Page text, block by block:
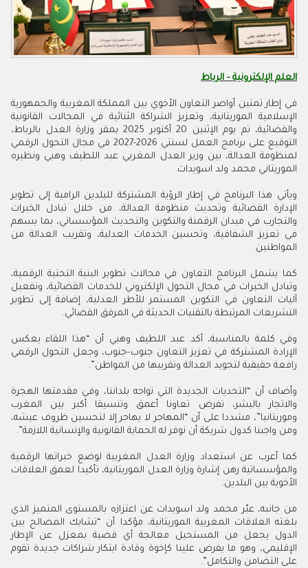
العلم الإلكترونية - الرباط
في إطار تمتين أواصر التعاون الأخوي بين المملكة المغربية والجمهورية
الإسلامية الموريتانية، وتعزيز الشراكة الثنائية في المجالات القانونية
والقضائية، تم يوم الإثنين 20 أكتوبر 2025 بمقر وزارة العدل بالرباط،
التوقيع على برنامج العمل لسنتي 2026-2027 في مجال التحول الرقمي
لمنظومة العدالة، بين وزير العدل المغربي عبد اللطيف وهبي ونظيره
الموريتاني محمد ولد اسويدات.
ويأتي هذا البرنامج في إطار الرؤية المشتركة للبلدين الرامية إلى تطوير
الإدارة القضائية وتحديث منظومة العدالة، من خلال تبادل الخبرات
والتجارب في ميدان الرقمنة والتكوين والتحديث المؤسساتي، بما يسهم
في تعزيز الشفافية، وتحسين الخدمات العدلية، وتقريب العدالة من
المواطنين.
كما يشمل البرنامج التعاون في مجالات تطوير البنية التحتية الرقمية،
وتبادل الخبرات في مجال التحول الإلكتروني للخدمات القضائية، وتفعيل
آليات التعاون في التكوين المستمر للأطر العدلية، إضافة إلى تطوير
التشريعات المرتبطة بالتقنيات الحديثة في المرفق القضائي.
وفي كلمة بالمناسبة، أكد عبد اللطيف وهبي أن “هذا اللقاء يعكس
الإرادة المشتركة في تعزيز التعاون جنوب–جنوب، وجعل التحول الرقمي
رافعة حقيقية لتجويد العدالة وتقريبها من المواطن”.
وأضاف أن “التحديات الجديدة التي تواجه بلداننا، وفي مقدمتها الهجرة
والاتجار بالبشر، تفرض تعاونا أعمق وتنسيقا أكبر بين المغرب
وموريتانيا”، مشددا على أن “المهاجر لا يهاجر إلا لتحسين ظروف عيشه،
ومن واجبنا كدول شريكة أن نوفر له الحماية القانونية والإنسانية اللازمة”.
كما أعرب عن استعداد وزارة العدل المغربية لوضع خبراتها الرقمية
والمؤسساتية رهن إشارة وزارة العدل الموريتانية، تأكيدا لعمق العلاقات
الأخوية بين البلدين.
من جانبه، عبّر محمد ولد اسويدات عن اعتزازه بالمستوى المتميز الذي
بلغته العلاقات المغربية الموريتانية، مؤكدا أن “تشابك المصالح بين
الدول يجعل من المستحيل معالجة أي قضية بمعزل عن الإطار
الإقليمي، وهو ما يفرض علينا كإخوة وقادة ابتكار شراكات جديدة تقوم
على التضامن والتكامل”.